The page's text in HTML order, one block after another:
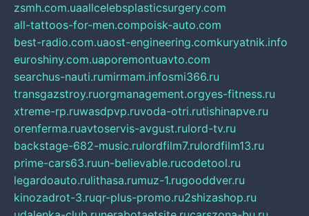
zsmh.com.uaallcelebsplasticsurgery.com
all-tattoos-for-men.compoisk-auto.com
best-radio.com.uaost-engineering.comkuryatnik.info
euroshiny.com.uaporemontuavto.com
searchus-nauti.rumirmam.infosmi366.ru
transgazstroy.ruorgmanagement.orgyes-fitness.ru
xtreme-rp.ruwasdpvp.ruvoda-otri.rutishinapve.ru
orenferma.ruavtoservis-avgust.rulord-tv.ru
backstage-682-music.rulordfilm7.rulordfilm13.ru
prime-cars63.ruun-believable.rucodetool.ru
legardoauto.rulithasa.rumuz-1.rugooddver.ru
kinozadrot-3.ruqr-plus-promo.ru2shizashop.ru